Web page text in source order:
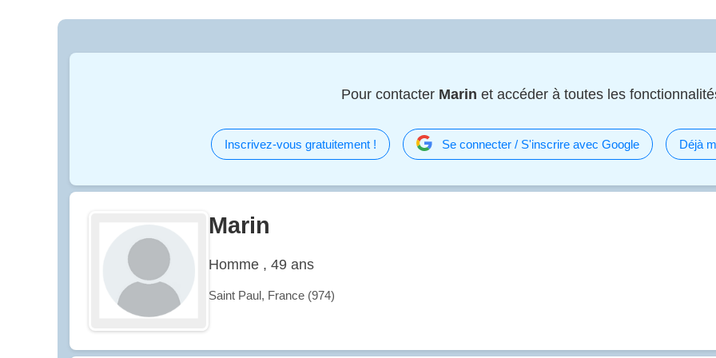
Pour contacter Marin et accéder à toutes les
Inscrivez-vous gratuitement ! Se connecter / S'inscrire avec Google Déjà
Marin
Homme , 49 ans
Saint Paul, France (974)